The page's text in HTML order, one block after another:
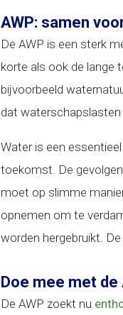
AWP: samen
De AWP is een sterk
korte als ook de lange
bijvoorbeeld
dat waterschapslasten
Water is een
toekomst. De
moet op slimme
opnemen om te
worden hergebruikt.
Doe mee met de
De AWP zoekt nu